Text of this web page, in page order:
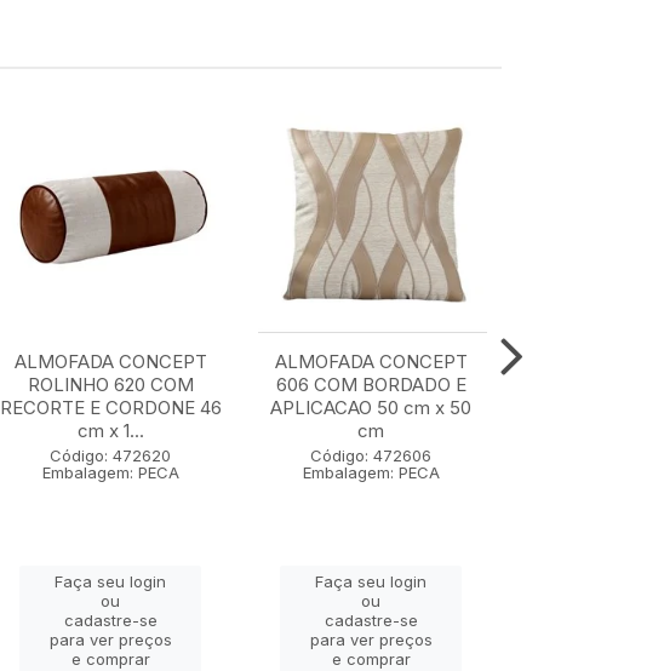
ALMOFADA CONCEPT
ROLINHO 620 COM
RECORTE E CORDONE 46
cm x 1...
Código: 472620
Embalagem: PECA
Faça seu login
ou
cadastre-se
para ver preços
e comprar
ALMOFADA CONCEPT
606 COM BORDADO E
APLICACAO 50 cm x 50
cm
Código: 472606
Embalagem: PECA
Faça seu login
ou
cadastre-se
para ver preços
e comprar